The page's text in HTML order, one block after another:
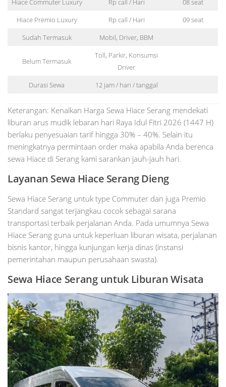
Hiace Commuter Luxury Rp call / Hari
08 seat
Hiace Premio Luxury
Rp call / Hari
09 seat
Sudah Termasuk
Mobil, Driver, BBM
Belum Termasuk
Toll, Parkir, Konsumsi
Driver
Durasi Sewa
12 jam / hari / tanggal
Keterangan: Kenaikan Harga Sewa Hiace Serang mendekati
liburan arus mudik lebaran hari Raya Idul Fitri 2026 (1447 H)
berlaku penyesuaian tarif hingga 30% – 40%. Selain itu
meningkatnya permintaan order maka apabila Anda berenca
sewa Hiace di Serang kami sarankan jauh-jauh hari.
Layanan Sewa Hiace Serang Dieng
Sewa Hiace Serang untuk type Commuter dan juga Premio
Standard sangat terjangkau cocok sebagai sarana
transportasi terbaik perjalanan Anda. Pada umumnya Sewa
Hiace Serang guna untuk keperluan liburan wisata, perjalanan
bisnis kantor, hingga kunjungan kerja dinas (instansi
pemerintahan maupun perusahaan swasta).
Sewa Hiace Serang untuk Liburan Wisata